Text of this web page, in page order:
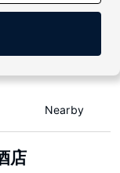
Nearby
店